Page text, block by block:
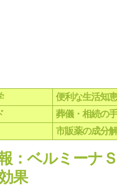
便利な生活知
葬儀・相続の
市販薬の成分
：ベルミーナ
果